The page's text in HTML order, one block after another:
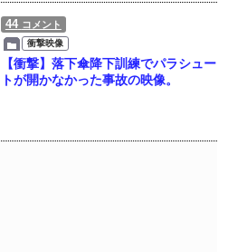
44 コメント
衝撃映像
【衝撃】落下傘降下訓練でパラシュー
トが開かなかった事故の映像。